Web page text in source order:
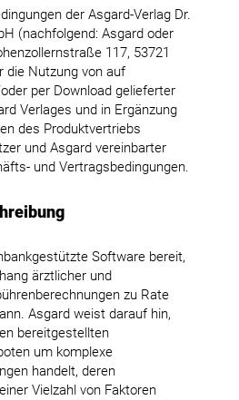
der Asgard-Verlag Dr.
(nachfolgend: Asgard oder
117, 53721
die Nutzung von auf
per Download gelieferter
Verlages und in Ergänzung
des Produktvertriebs
und Asgard vereinbarter
und Vertragsbedingungen.
Software bereit,
ärztlicher und
zu Rate
Asgard weist darauf hin,
bereitgestellten
um komplexe
handelt, deren
Vielzahl von Faktoren